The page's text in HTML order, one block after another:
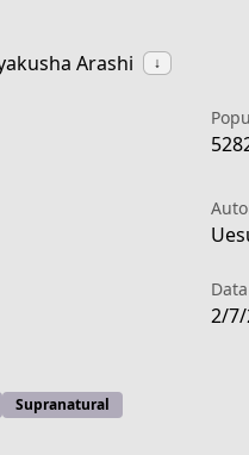
Arashi ↓
2/
Supranatural